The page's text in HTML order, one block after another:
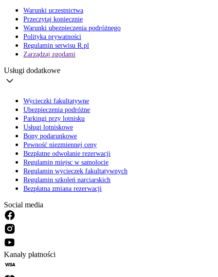
Warunki uczestnictwa
Przeczytaj koniecznie
Warunki ubezpieczenia podróżnego
Polityka prywatności
Regulamin serwisu R.pl
Zarządzaj zgodami
Usługi dodatkowe
Wycieczki fakultatywne
Ubezpieczenia podróżne
Parkingi przy lotnisku
Usługi lotniskowe
Bony podarunkowe
Pewność niezmiennej ceny
Bezpłatne odwołanie rezerwacji
Regulamin miejsc w samolocie
Regulamin wycieczek fakultatywnych
Regulamin szkoleń narciarskich
Bezpłatna zmiana rezerwacji
Social media
Kanały płatności